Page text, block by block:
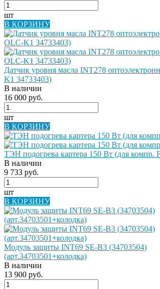
шт
В КОРЗИНУ
Датчик уровня масла INT278
K1 34733403)
В наличии
16 000 руб.
шт
В КОРЗИНУ
ТЭН подогрева картера 150 Вт (для компр.
В наличии
9 733 руб.
шт
В КОРЗИНУ
Модуль защиты INT69 SE-B3 (34703504)
(арт.34703501+колодка)
В наличии
13 900 руб.